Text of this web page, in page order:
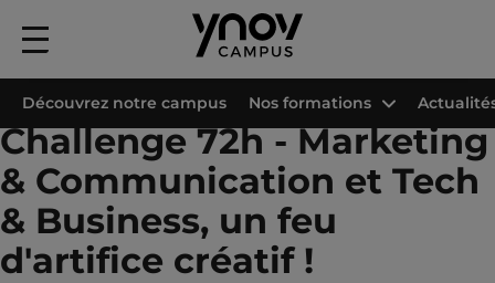
Menu
principal
Challenge 72h - Marketing
& Communication et Tech
& Business, un feu
d'artifice créatif !
Découvrez notre campus Nos formations